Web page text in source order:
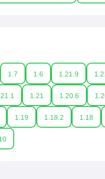
1.7 1.6 1.21.9
1.21 1.20.6
1.19 1.18.2 1.18